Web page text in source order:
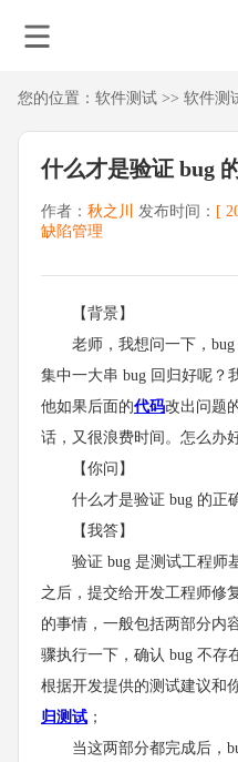
您的位置： 软件测试 >> 软件测
什么才是验证 bug
作者： 秋之川 发布时间： [
缺陷管理
【背景】
老师，我想问一下，bug
集中一大串 bug 回归好呢？
他如果后面的代码改出问题
话，又很浪费时间。怎么办
【你问】
什么才是验证 bug 的正
【我答】
验证 bug 是测试工程师
之后，提交给开发工程师修
的事情，一般包括两部分内
骤执行一下，确认 bug 不存
根据开发提供的测试建议和
归测试 ；
当这两部分都完成后，